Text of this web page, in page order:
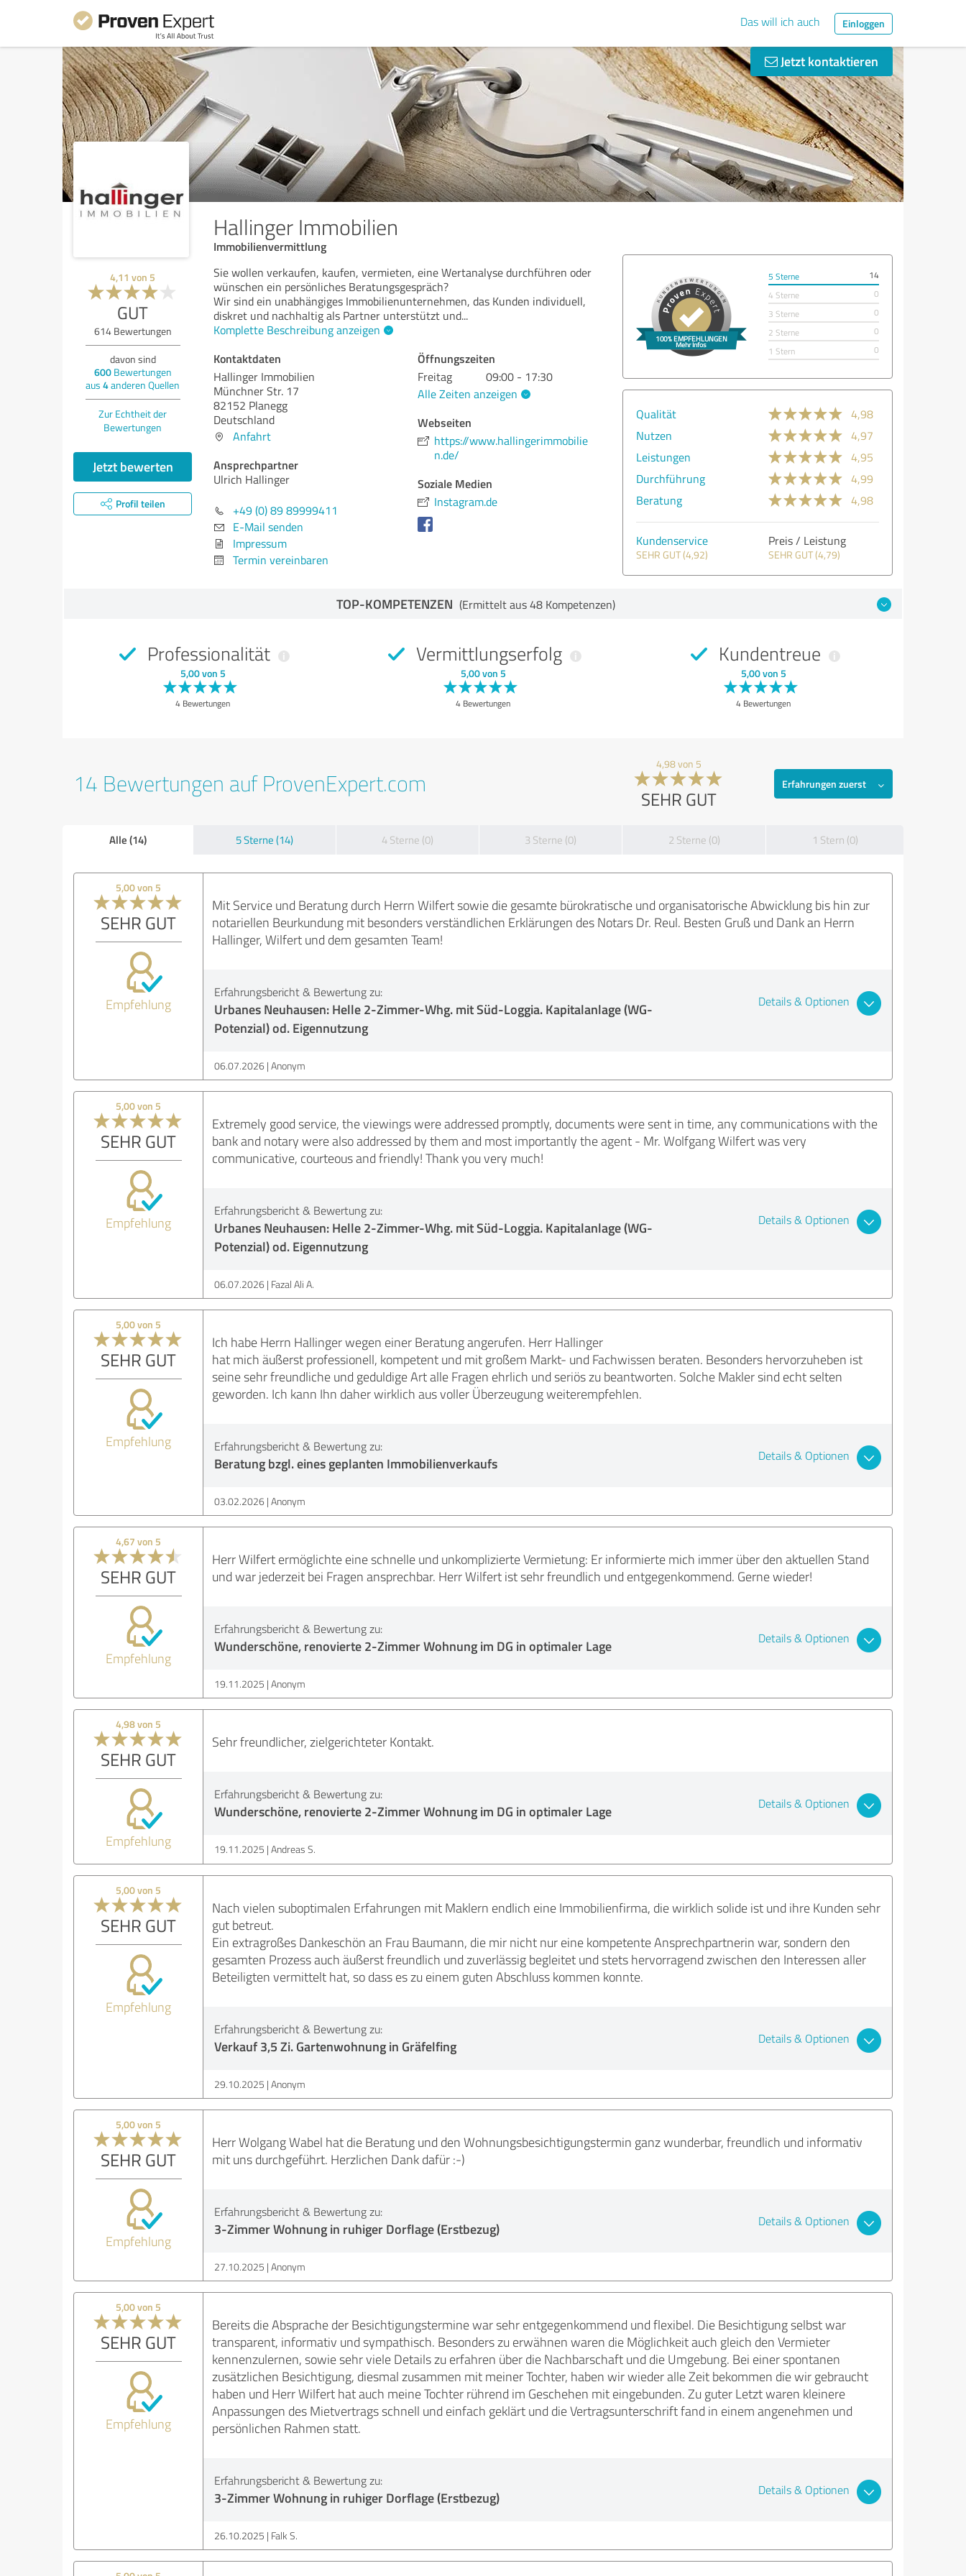
Das will ich auch Einloggen
Jetzt kontaktieren
Hallinger Immobilien
Immobilienvermittlung
4,11 von 5
GUT
614Bewertungen
davon sind
600Bewertungen
aus 4anderen Quellen
Zur Echtheit der
Bewertungen
Jetzt bewerten
Profil teilen
Sie wollen verkaufen, kaufen, vermieten, eine Wertanalyse durchführen oder
wünschen ein persönliches Beratungsgespräch?
Wir sind ein unabhängiges Immobilienunternehmen, das Kunden individuell,
diskret und nachhaltig als Partner unterstützt und...
Komplette Beschreibung anzeigen
Kontaktdaten
Hallinger Immobilien
Münchner Str. 17
82152 Planegg
Deutschland
Anfahrt
Ansprechpartner
Ulrich Hallinger
+49 (0) 89 89999411
E-Mail senden
Impressum
Termin vereinbaren
Öffnungszeiten
Freitag
09:00 - 17:30
Alle Zeiten anzeigen
Webseiten
https://www.hallingerimmobilie
n.de/
Soziale Medien
Instagram.de
5 Sterne
14
4 Sterne
0
3 Sterne
0
2 Sterne
0
1 Stern
0
Qualität
4,98
Nutzen
4,97
Leistungen
4,95
Durchführung
4,99
Beratung
4,98
Kundenservice
SEHR GUT (4,92)
Preis / Leistung
SEHR GUT (4,79)
TOP-KOMPETENZEN (Ermittelt aus 48 Kompetenzen)
Professionalität
5,00 von 5
4 Bewertungen
Vermittlungserfolg
5,00 von 5
4 Bewertungen
Kundentreue
5,00 von 5
4 Bewertungen
14 Bewertungen auf ProvenExpert.com
4,98 von 5
SEHR GUT
Erfahrungen zuerst
Alle (14) 5 Sterne (14) 4 Sterne (0) 3 Sterne (0) 2 Sterne (0) 1 Stern (0)
5,00 von 5
SEHR GUT
Empfehlung
Mit Service und Beratung durch Herrn Wilfert sowie die gesamte bürokratische und organisatorische Abwicklung bis hin zur
notariellen Beurkundung mit besonders verständlichen Erklärungen des Notars Dr. Reul. Besten Gruß und Dank an Herrn
Hallinger, Wilfert und dem gesamten Team!
Erfahrungsbericht & Bewertung zu:
Urbanes Neuhausen: Helle 2-Zimmer-Whg. mit Süd-Loggia. Kapitalanlage (WG-
Potenzial) od. Eigennutzung
Details & Optionen
06.07.2026 Anonym
5,00 von 5
SEHR GUT
Empfehlung
Extremely good service, the viewings were addressed promptly, documents were sent in time, any communications with the
bank and notary were also addressed by them and most importantly the agent - Mr. Wolfgang Wilfert was very
communicative, courteous and friendly! Thank you very much!
Erfahrungsbericht & Bewertung zu:
Urbanes Neuhausen: Helle 2-Zimmer-Whg. mit Süd-Loggia. Kapitalanlage (WG-
Potenzial) od. Eigennutzung
Details & Optionen
06.07.2026 Fazal Ali A.
5,00 von 5
SEHR GUT
Empfehlung
Ich habe Herrn Hallinger wegen einer Beratung angerufen. Herr Hallinger
hat mich äußerst professionell, kompetent und mit großem Markt- und Fachwissen beraten. Besonders hervorzuheben ist
seine sehr freundliche und geduldige Art alle Fragen ehrlich und seriös zu beantworten. Solche Makler sind echt selten
geworden. Ich kann Ihn daher wirklich aus voller Überzeugung weiterempfehlen.
Erfahrungsbericht & Bewertung zu:
Beratung bzgl. eines geplanten Immobilienverkaufs Details & Optionen
03.02.2026 Anonym
4,67 von 5
SEHR GUT
Empfehlung
Herr Wilfert ermöglichte eine schnelle und unkomplizierte Vermietung: Er informierte mich immer über den aktuellen Stand
und war jederzeit bei Fragen ansprechbar. Herr Wilfert ist sehr freundlich und entgegenkommend. Gerne wieder!
Erfahrungsbericht & Bewertung zu:
Wunderschöne, renovierte 2-Zimmer Wohnung im DG in optimaler Lage Details & Optionen
19.11.2025 Anonym
4,98 von 5
SEHR GUT
Empfehlung
Sehr freundlicher, zielgerichteter Kontakt.
Erfahrungsbericht & Bewertung zu:
Wunderschöne, renovierte 2-Zimmer Wohnung im DG in optimaler Lage Details & Optionen
19.11.2025 Andreas S.
5,00 von 5
SEHR GUT
Empfehlung
Nach vielen suboptimalen Erfahrungen mit Maklern endlich eine Immobilienfirma, die wirklich solide ist und ihre Kunden sehr
gut betreut.
Ein extragroßes Dankeschön an Frau Baumann, die mir nicht nur eine kompetente Ansprechpartnerin war, sondern den
gesamten Prozess auch äußerst freundlich und zuverlässig begleitet und stets hervorragend zwischen den Interessen aller
Beteiligten vermittelt hat, so dass es zu einem guten Abschluss kommen konnte.
Erfahrungsbericht & Bewertung zu:
Verkauf 3,5 Zi. Gartenwohnung in Gräfelfing Details & Optionen
29.10.2025 Anonym
5,00 von 5
SEHR GUT
Empfehlung
Herr Wolgang Wabel hat die Beratung und den Wohnungsbesichtigungstermin ganz wunderbar, freundlich und informativ
mit uns durchgeführt. Herzlichen Dank dafür :-)
Erfahrungsbericht & Bewertung zu:
3-Zimmer Wohnung in ruhiger Dorflage (Erstbezug) Details & Optionen
27.10.2025 Anonym
5,00 von 5
SEHR GUT
Empfehlung
Bereits die Absprache der Besichtigungstermine war sehr entgegenkommend und flexibel. Die Besichtigung selbst war
transparent, informativ und sympathisch. Besonders zu erwähnen waren die Möglichkeit auch gleich den Vermieter
kennenzulernen, sowie sehr viele Details zu erfahren über die Nachbarschaft und die Umgebung. Bei einer spontanen
zusätzlichen Besichtigung, diesmal zusammen mit meiner Tochter, haben wir wieder alle Zeit bekommen die wir gebraucht
haben und Herr Wilfert hat auch meine Tochter rührend im Geschehen mit eingebunden. Zu guter Letzt waren kleinere
Anpassungen des Mietvertrags schnell und einfach geklärt und die Vertragsunterschrift fand in einem angenehmen und
persönlichen Rahmen statt.
Erfahrungsbericht & Bewertung zu:
3-Zimmer Wohnung in ruhiger Dorflage (Erstbezug) Details & Optionen
26.10.2025 Falk S.